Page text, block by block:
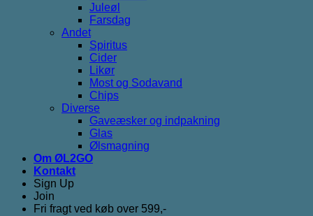
Juleøl
Farsdag
Andet
Spiritus
Cider
Likør
Most og Sodavand
Chips
Diverse
Gaveæsker og indpakning
Glas
Ølsmagning
Om ØL2GO
Kontakt
Sign Up
Join
Fri fragt ved køb over 599,-